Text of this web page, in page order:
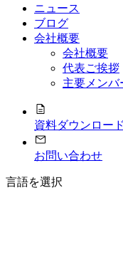
ニュース
ブログ
会社概要
会社概要
代表ご挨拶
主要メンバ
資料ダウンロード
お問い合わせ
言語を選択